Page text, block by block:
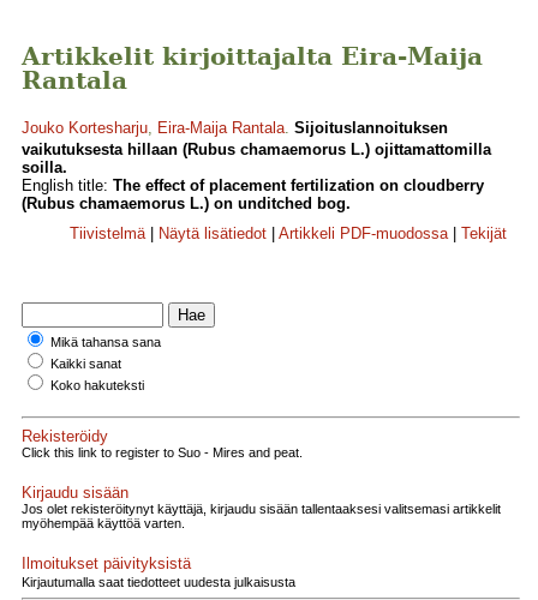
Artikkelit kirjoittajalta Eira-Maija
Rantala
Jouko Kortesharju, Eira-Maija Rantala. Sijoituslannoituksen
vaikutuksesta hillaan (Rubus chamaemorus L.) ojittamattomilla
soilla.
English title: The effect of placement fertilization on cloudberry
(Rubus chamaemorus L.) on unditched bog.
Tiivistelmä| Näytä lisätiedot Artikkeli PDF-muodossa| Tekijät
Mikä tahansa sana
Kaikki sanat
Koko hakuteksti
Rekisteröidy
Click this link to register to Suo - Mires and peat.
Kirjaudu sisään
Jos olet rekisteröitynyt käyttäjä, kirjaudu sisään tallentaaksesi valitsemasi artikkelit
myöhempää käyttöä varten.
Ilmoitukset päivityksistä
Kirjautumalla saat tiedotteet uudesta julkaisusta